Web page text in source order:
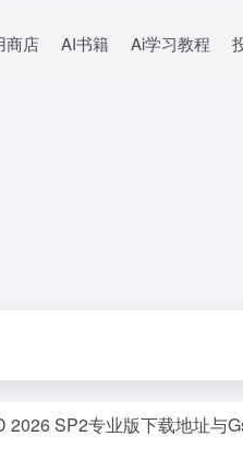
商店 AI书籍 Ai学习教程
2026 SP2专业版下载地址与